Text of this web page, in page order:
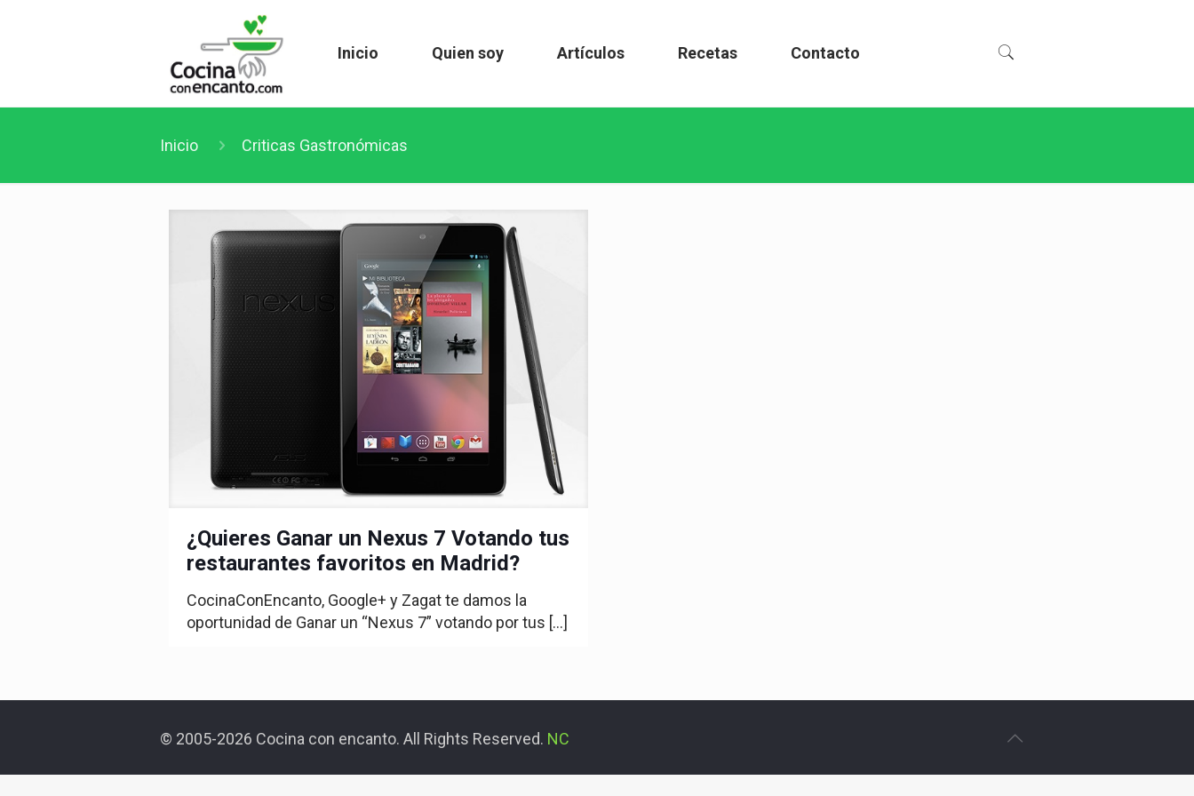
Inicio Quien soy Artículos Recetas Contacto
Inicio Criticas Gastronómicas
¿Quieres Ganar un Nexus 7 Votando tus
restaurantes favoritos en Madrid?
CocinaConEncanto, Google+ y Zagat te damos la
oportunidad de Ganar un “Nexus 7” votando por tus […]
© 2005-2026 Cocina con encanto. All Rights Reserved. NC